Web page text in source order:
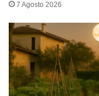
7 Agosto 2026